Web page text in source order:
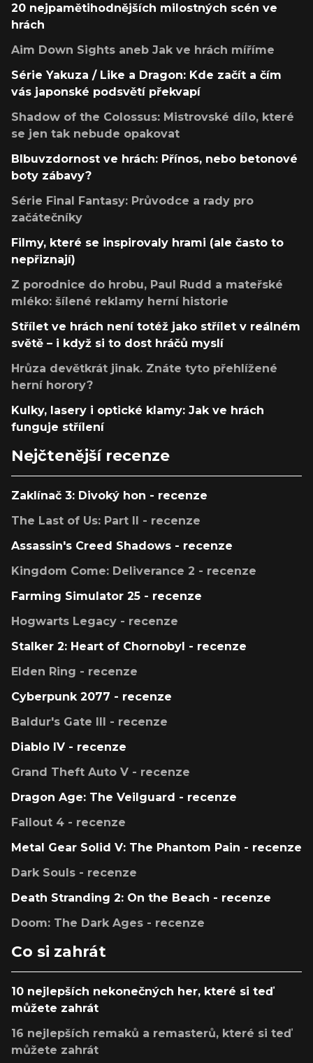
20 nejpamětihodnějších milostných scén ve
hrách
Aim Down Sights aneb Jak ve hrách míříme
Série Yakuza / Like a Dragon: Kde začít a čím
vás japonské podsvětí překvapí
Shadow of the Colossus: Mistrovské dílo, které
se jen tak nebude opakovat
Blbuvzdornost ve hrách: Přínos, nebo betonové
boty zábavy?
Série Final Fantasy: Průvodce a rady pro
začátečníky
Filmy, které se inspirovaly hrami (ale často to
nepřiznají)
Z porodnice do hrobu, Paul Rudd a mateřské
mléko: šílené reklamy herní historie
Střílet ve hrách není totéž jako střílet v reálném
světě – i když si to dost hráčů myslí
Hrůza devětkrát jinak. Znáte tyto přehlížené
herní horory?
Kulky, lasery i optické klamy: Jak ve hrách
funguje střílení
Nejčtenější recenze
Zaklínač 3: Divoký hon - recenze
The Last of Us: Part II - recenze
Assassin's Creed Shadows - recenze
Kingdom Come: Deliverance 2 - recenze
Farming Simulator 25 - recenze
Hogwarts Legacy - recenze
Stalker 2: Heart of Chornobyl - recenze
Elden Ring - recenze
Cyberpunk 2077 - recenze
Baldur's Gate III - recenze
Diablo IV - recenze
Grand Theft Auto V - recenze
Dragon Age: The Veilguard - recenze
Fallout 4 - recenze
Metal Gear Solid V: The Phantom Pain - recenze
Dark Souls - recenze
Death Stranding 2: On the Beach - recenze
Doom: The Dark Ages - recenze
Co si zahrát
10 nejlepších nekonečných her, které si teď
můžete zahrát
16 nejlepších remaků a remasterů, které si teď
můžete zahrát